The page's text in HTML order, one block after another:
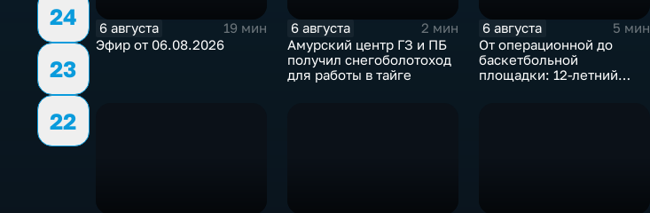
24
23
22
6 августа
19 мин
Эфир от 06.08.2026
6 августа
2 мин
Амурский центр ГЗ и ПБ
получил снегоболотоход
для работы в тайге
6 августа
5 мин
От операционной до
баскетбольной
площадки: 12-летний